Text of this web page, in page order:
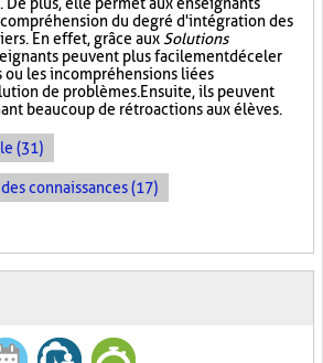
du degré d'intégration des
En effet, grâce aux Solutions
peuvent plus facilement déceler
ou les incompréhensions liées
de problèmes. Ensuite, ils peuvent
beaucoup de rétroactions aux élèves.
(31)
connaissances (17)